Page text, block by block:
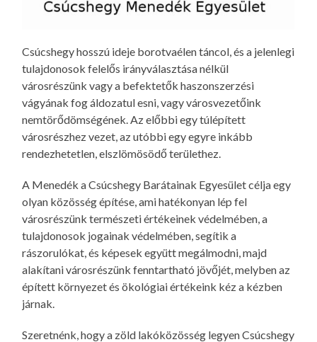
Csúcshegy hosszú ideje borotvaélen táncol, és a jelenlegi
tulajdonosok felelős irányválasztása nélkül
városrészünk vagy a befektetők haszonszerzési
vágyának fog áldozatul esni, vagy városvezetőink
nemtörődömségének. Az előbbi egy túlépített
városrészhez vezet, az utóbbi egy egyre inkább
rendezhetetlen, elszlömösödő területhez.
A Menedék a Csúcshegy Barátainak Egyesület célja egy
olyan közösség építése, ami hatékonyan lép fel
városrészünk természeti értékeinek védelmében, a
tulajdonosok jogainak védelmében, segítik a
rászorulókat, és képesek együtt megálmodni, majd
alakítani városrészünk fenntartható jövőjét, melyben az
épített környezet és ökológiai értékeink kéz a kézben
járnak.
Szeretnénk, hogy a zöld lakóközösség legyen Csúcshegy